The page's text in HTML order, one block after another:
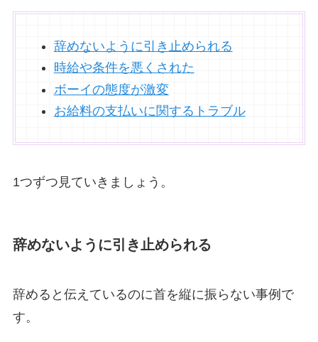
辞めないように引き止められる
時給や条件を悪くされた
ボーイの態度が激変
お給料の支払いに関するトラブル
1つずつ見ていきましょう。
辞めないように引き止められる
辞めると伝えているのに首を縦に振らない事例で
す。